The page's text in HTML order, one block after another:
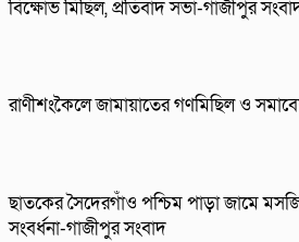
বিক্ষোভ মিছিল, প্রতিবাদ সভা-গাজীপুর
রাণীশংকৈলে জামায়াতের গণমিছিল ও
ছাতকের সৈদেরগাঁও পশ্চিম পাড়া জামে
সংবর্ধনা-গাজীপুর সংবাদ